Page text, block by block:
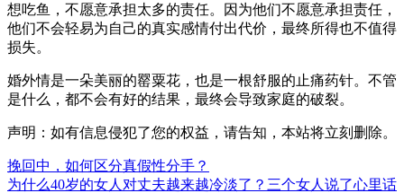
想吃鱼，不愿意承担太多的责任。因为他们不愿意承担责任，
他们不会轻易为自己的真实感情付出代价，最终所得也不值得
损失。
婚外情是一朵美丽的罂粟花，也是一根舒服的止痛药针。不管
是什么，都不会有好的结果，最终会导致家庭的破裂。
声明：如有信息侵犯了您的权益，请告知，本站将立刻删除。
挽回中，如何区分真假性分手？
为什么40岁的女人对丈夫越来越冷淡了？三个女人说了心里话